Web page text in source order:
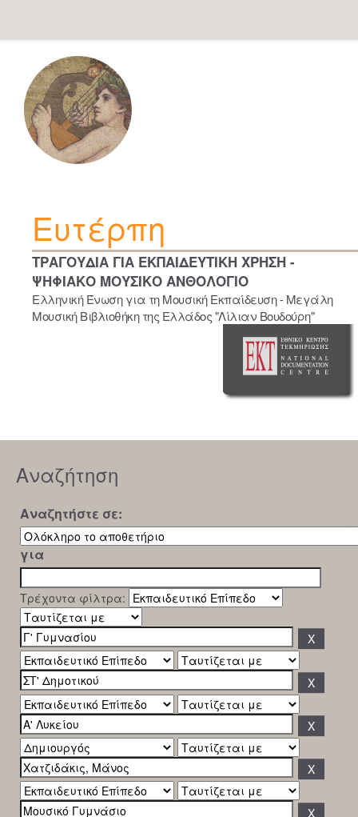
navigation
Ευτέρπη
ΤΡΑΓΟΥΔΙΑ ΓΙΑ ΕΚΠΑΙΔΕΥΤΙΚΗ ΧΡΗΣΗ -
ΨΗΦΙΑΚΟ ΜΟΥΣΙΚΟ ΑΝΘΟΛΟΓΙΟ
Ελληνική Ένωση για τη Μουσική Εκπαίδευση - Μεγάλη
Μουσική Βιβλιοθήκη της Ελλάδος "Λίλιαν Βουδούρη"
Αναζήτηση
Αναζητήστε σε:
για
Τρέχοντα φίλτρα: